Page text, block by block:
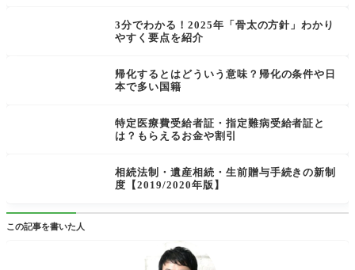
3分でわかる！2025年「骨太の方針」わかり
やすく要点を紹介
帰化するとはどういう意味？帰化の条件や日
本で多い国籍
特定医療費受給者証・指定難病受給者証と
は？もらえるお金や割引
相続法制・遺産相続・生前贈与手続きの新制
度【2019/2020年版】
この記事を書いた人